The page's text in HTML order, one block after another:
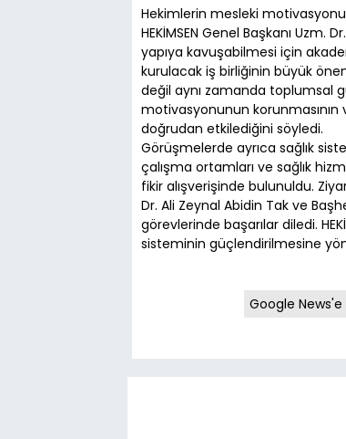
Hekimlerin mesleki
HEKİMSEN Genel Başkanı
yapıya kavuşabilmesi için
kurulacak iş birliğinin büyük
değil aynı zamanda toplumsal
motivasyonunun korunmasının
doğrudan etkilediğini söyledi.
Görüşmelerde ayrıca sağlık
çalışma ortamları ve sağlık
fikir alışverişinde bulunuldu.
Dr. Ali Zeynal Abidin Tak ve
görevlerinde başarılar diledi.
sisteminin güçlendirilmesine
Google